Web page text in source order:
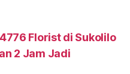
Florist di Sukolilo
2 Jam Jadi